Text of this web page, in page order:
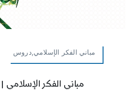
مباني الفكر الإسلامي,دروس
مباني الفكر الإسلامي